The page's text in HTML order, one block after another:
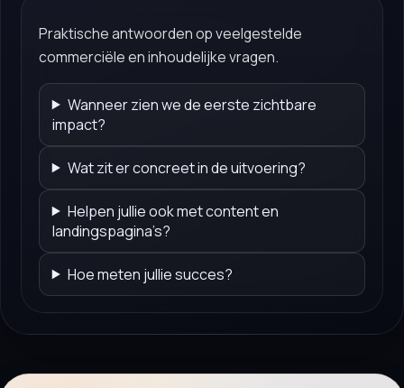
Praktische antwoorden op veelgestelde
commerciële en inhoudelijke vragen.
Wanneer zien we de eerste zichtbare
impact?
Wat zit er concreet in de uitvoering?
Helpen jullie ook met content en
landingspagina’s?
Hoe meten jullie succes?